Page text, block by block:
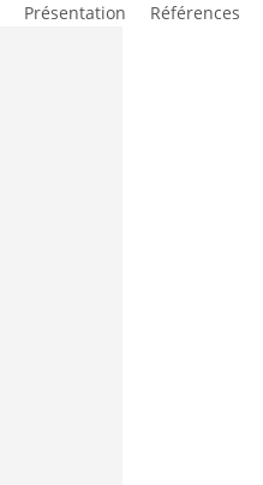
Présentation Références